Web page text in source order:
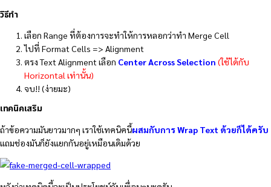
วิธีทำ
เลือก Range ที่ต้องการจะทำให้การหลอกว่าทำ Merge Cell
ไปที่ Format Cells => Alignment
ตรง Text Alignment เลือก Center Across Selection (ใช้ได้กับ
Horizontal เท่านั้น)
จบ!! (ง่ายมะ)
เทคนิคเสริม
ถ้าข้อความมันยาวมากๆ เราใช้เทคนิคนี้ผสมกับการ Wrap Text ด้วยก็ได้ครับ
แถมช่องมันก็ยังแยกกันอยู่เหมือนเดิมด้วย